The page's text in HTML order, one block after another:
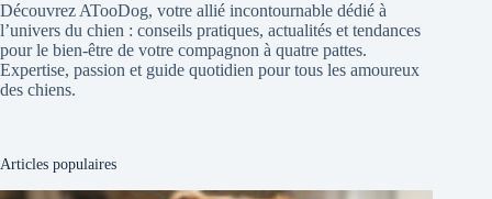
Découvrez ATooDog, votre allié incontournable dédié à
l’univers du chien : conseils pratiques, actualités et tendances
pour le bien-être de votre compagnon à quatre pattes.
Expertise, passion et guide quotidien pour tous les amoureux
des chiens.
Articles populaires